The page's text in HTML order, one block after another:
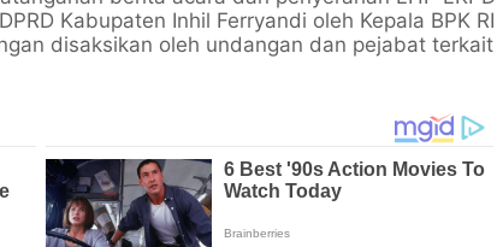
Kabupaten Inhil Ferryandi oleh Kepala BPK RI
disaksikan oleh undangan dan pejabat terkait